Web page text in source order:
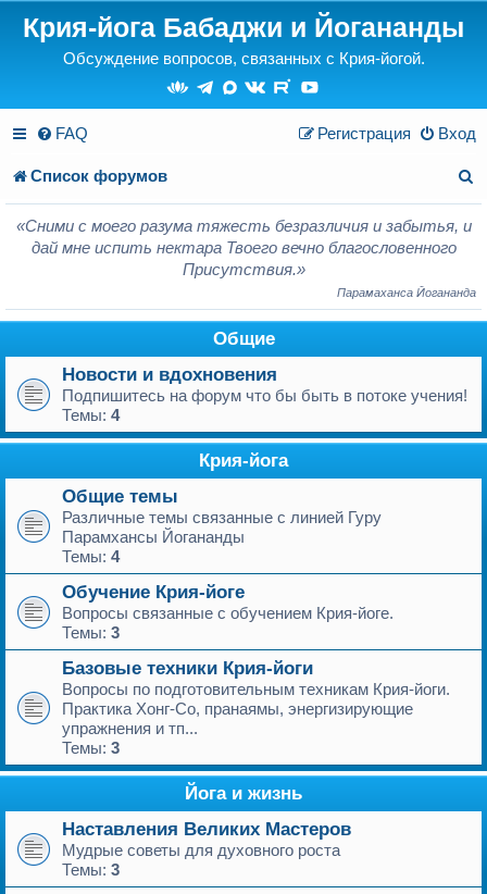
Крия-йога Бабаджи и Йогананды
Обсуждение вопросов, связанных с Крия-йогой.
FAQ Вход
Регистрация
Список форумов
о
к
«Сними с моего разума тяжесть безразличия и забытья, и
дай мне испить нектара Твоего вечно благословенного
Присутствия.»
Парамаханса Йогананда
Общие
Новости и вдохновения
Подпишитесь на форум что бы быть в потоке учения!
Темы: 4
Крия-йога
Общие темы
Различные темы связанные с линией Гуру
Парамхансы Йогананды
Темы: 4
Обучение Крия-йоге
Вопросы связанные с обучением Крия-йоге.
Темы: 3
Базовые техники Крия-йоги
Вопросы по подготовительным техникам Крия-йоги.
Практика Хонг-Со, пранаямы, энергизирующие
упражнения и тп...
Темы: 3
Йога и жизнь
Наставления Великих Мастеров
Мудрые советы для духовного роста
Темы: 3